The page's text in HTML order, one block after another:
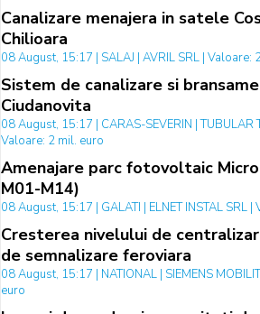
Canalizare menajera in satele
Chilioara
08 August, 15:17 | SALAJ | AVRIL SRL | Valoare:
Sistem de canalizare si
Ciudanovita
08 August, 15:17 | CARAS-SEVERIN | TUBULAR
Valoare: 2 mil. euro
Amenajare parc fotovoltaic
M01-M14)
08 August, 15:17 | GALATI | ELNET INSTAL SRL
Cresterea nivelului de
de semnalizare feroviara
08 August, 15:17 | NATIONAL | SIEMENS
euro